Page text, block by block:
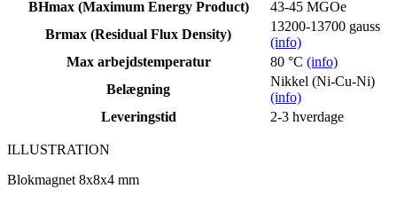
BHmax (Maximum Energy Product)
43-45 MGOe
Brmax (Residual Flux Density)
13200-13700 gauss
(info)
Max arbejdstemperatur
80 °C (info)
Belægning
Nikkel (Ni-Cu-Ni)
(info)
Leveringstid
2-3 hverdage
ILLUSTRATION
Blokmagnet 8x8x4 mm